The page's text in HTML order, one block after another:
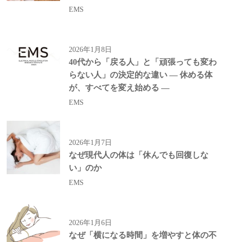
EMS
2026年1月8日
40代から「戻る人」と「頑張っても変わ
らない人」の決定的な違い ― 休める体
が、すべてを変え始める ―
EMS
2026年1月7日
なぜ現代人の体は「休んでも回復しな
い」のか
EMS
2026年1月6日
なぜ「横になる時間」を増やすと体の不